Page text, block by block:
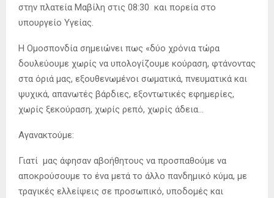
στην πλατεία Μαβίλη στις 08:30 και πορεία στο
υπουργείο Υγείας.
Η Ομοσπονδία σημειώνει πως «δύο χρόνια τώρα
δουλεύουμε χωρίς να υπολογίζουμε κούραση, φτάνοντας
στα όριά μας, εξουθενωμένοι σωματικά, πνευματικά και
ψυχικά, απανωτές βάρδιες, εξοντωτικές εφημερίες,
χωρίς ξεκούραση, χωρίς ρεπό, χωρίς άδεια…
Αγανακτούμε:
Γιατί μας άφησαν αβοήθητους να προσπαθούμε να
αποκρούσουμε το ένα μετά το άλλο πανδημικό κύμα, με
τραγικές ελλείψεις σε προσωπικό, υποδομές και